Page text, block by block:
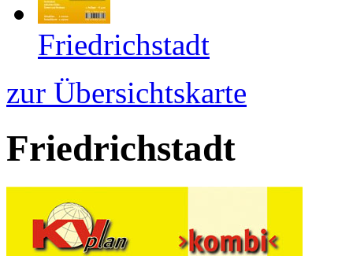
Friedrichstadt
zur Übersichtskarte
Friedrichstadt